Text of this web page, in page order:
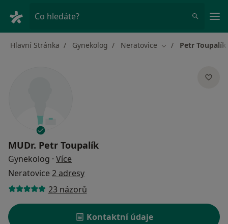
Co hledáte?
Hlavní Stránka Gynekolog Neratovice Změna města
Petr Toupalík
MUDr. Petr Toupalík
Gynekolog · Více
Neratovice 2 adresy
23 názorů
Kontaktní údaje